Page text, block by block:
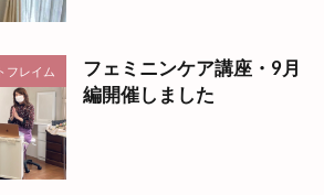
フレイム
フェミニンケア講座・9月
編開催しました